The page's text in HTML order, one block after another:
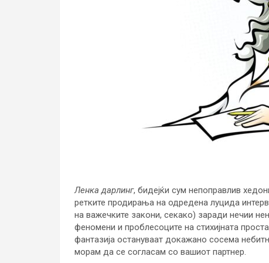
Ленка дарлинг, бидејќи сум непоправлив
ретките продирања на одредена луцида
на важечките закони, секако) заради нечии
феномени и проблесоците на стихијната
фантазија остануваат докажано сосема
морам да се согласам со вашиот партнер.